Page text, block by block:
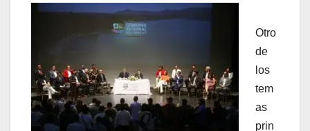
Otro
de
los
tem
as
prin